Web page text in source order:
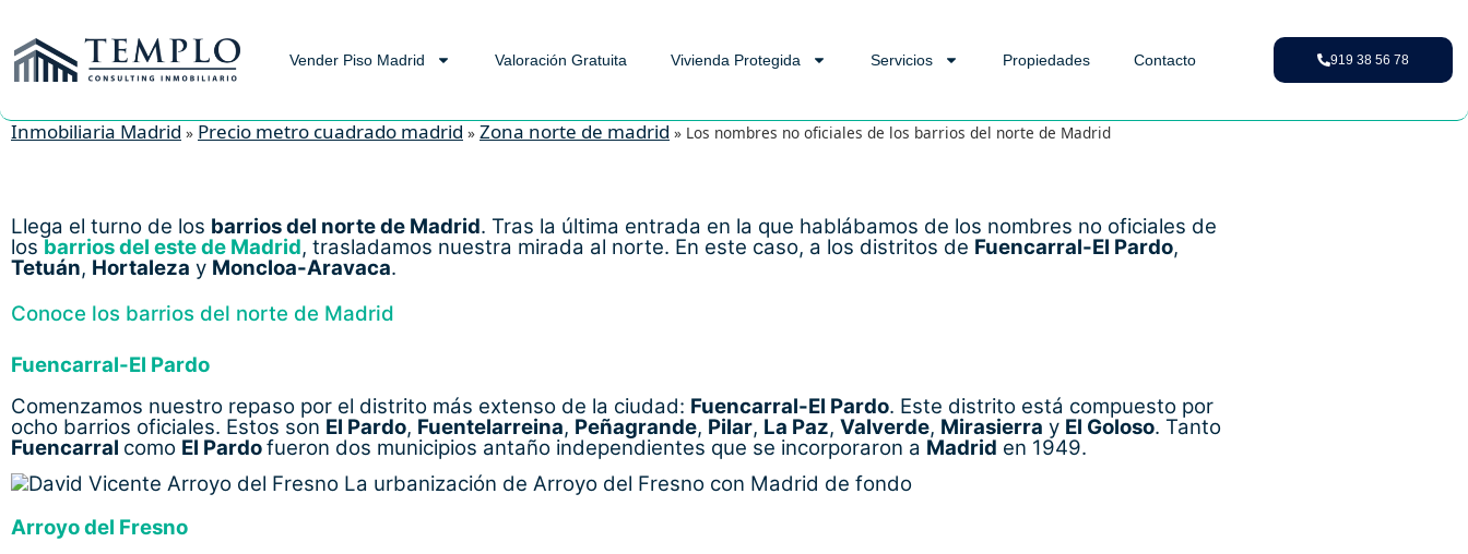
Vender Piso Madrid Valoración Gratuita Vivienda Protegida Servicios Propiedades Contacto 919 38 56 78
Inmobiliaria Madrid » Precio metro cuadrado madrid » Zona norte de madrid » Los nombres no oficiales de los barrios del norte de Madrid
Llega el turno de los barrios del norte de Madrid. Tras la última entrada en la que hablábamos de los nombres no oficiales de
los barrios del este de Madrid, trasladamos nuestra mirada al norte. En este caso, a los distritos de Fuencarral-El Pardo,
Tetuán, Hortaleza y Moncloa-Aravaca.
Conoce los barrios del norte de Madrid
Fuencarral-El Pardo
Comenzamos nuestro repaso por el distrito más extenso de la ciudad: Fuencarral-El Pardo. Este distrito está compuesto por
ocho barrios oficiales. Estos son El Pardo, Fuentelarreina, Peñagrande, Pilar, La Paz, Valverde, Mirasierra y El Goloso. Tanto
Fuencarral como El Pardofueron dos municipios antaño independientes que se incorporaron a Madrid en 1949.
La urbanización de Arroyo del Fresno con Madrid de fondo
Arroyo del Fresno